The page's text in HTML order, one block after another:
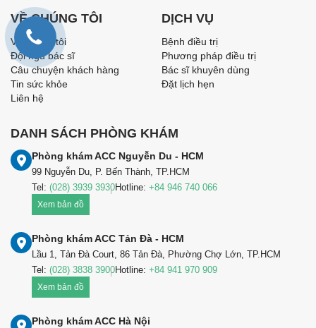
DANH SÁCH PHÒNG KHÁM
Phòng khám ACC Nguyễn Du - HCM
99 Nguyễn Du, P. Bến Thành, TP.HCM
Tel: (028) 3939 3930Hotline: +84 946 740 066
Xem bản đồ
Phòng khám ACC Tản Đà - HCM
Lầu 1, Tản Đà Court, 86 Tản Đà, Phường Chợ Lớn, TP.HCM
Tel: (028) 3838 3900Hotline: +84 941 970 909
Xem bản đồ
Phòng khám ACC Hà Nội
VỀ CHÚNG TÔI
Về chúng tôi
Đội ngũ bác sĩ
Câu chuyện khách hàng
Tin sức khỏe
Liên hệ
DỊCH VỤ
Bệnh điều trị
Phương pháp điều trị
Bác sĩ khuyên dùng
Đặt lịch hẹn